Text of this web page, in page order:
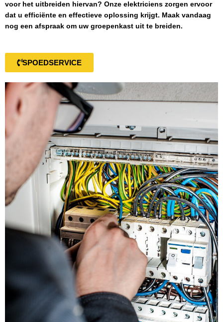
voor het uitbreiden hiervan? Onze elektriciens zorgen ervoor
dat u efficiënte en effectieve oplossing krijgt. Maak vandaag
nog een afspraak om uw groepenkast uit te breiden.
SPOEDSERVICE